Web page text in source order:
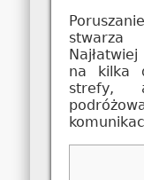
stwarza
na kilka
strefy,